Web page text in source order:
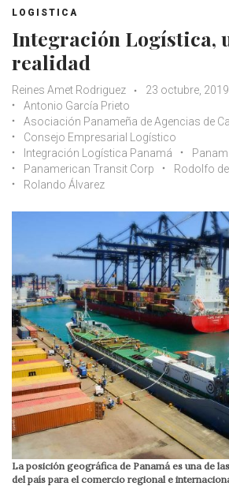
LOGISTICA
Integración Logística,
realidad
Reines Amet Rodriguez
23 octubre, 2019
Antonio García Prieto
Asociación Panameña de Agencias de
Consejo Empresarial Logístico
Integración Logística Panamá
Panamerican Transit Corp
Rodolfo
Rolando Álvarez
La posición geográfica de Panamá es una de
del país para el comercio regional e